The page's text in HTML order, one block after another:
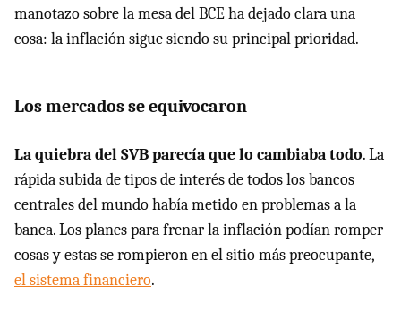
manotazo sobre la mesa del BCE ha dejado clara una
cosa: la inflación sigue siendo su principal prioridad.
Los mercados se equivocaron
La quiebra del SVB parecía que lo cambiaba todo. La
rápida subida de tipos de interés de todos los bancos
centrales del mundo había metido en problemas a la
banca. Los planes para frenar la inflación podían romper
cosas y estas se rompieron en el sitio más preocupante,
el sistema financiero.